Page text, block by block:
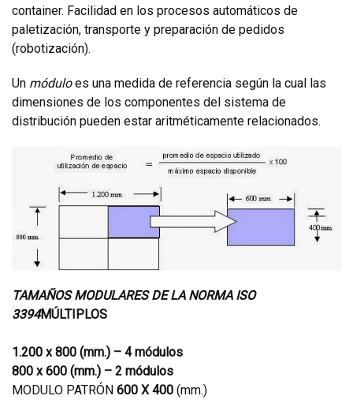
container. Facilidad en los procesos automáticos de
paletización, transporte y preparación de pedidos
(robotización).
Un móduloes una medida de referencia según la cual las
dimensiones de los componentes del sistema de
distribución pueden estar aritméticamente relacionados.
TAMAÑOS MODULARES DE LA NORMA ISO
3394MÚLTIPLOS
1.200 x 800 (mm.) – 4 módulos
800 x 600 (mm.) – 2 módulos
MODULO PATRÓN 600 X 400 (mm.)